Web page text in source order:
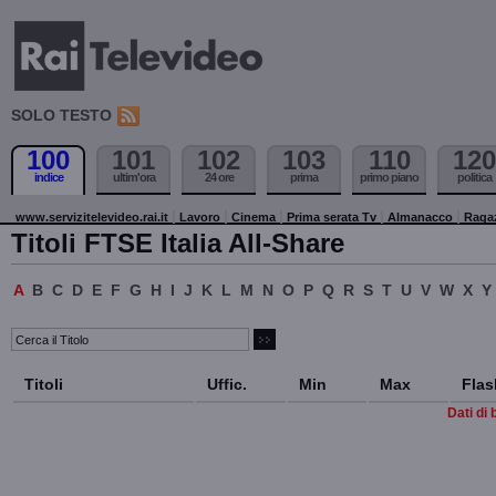
SOLO TESTO
100
indice
101
ultim'ora
102
24 ore
103
prima
110
primo piano
120
politica
www.servizitelevideo.rai.it Lavoro Cinema Prima serata Tv Almanacco
Titoli FTSE Italia All-Share
A B C D E F G H I J K L M N O P Q R S T U V W X Y
Titoli Uffic. Min Max
Dati di